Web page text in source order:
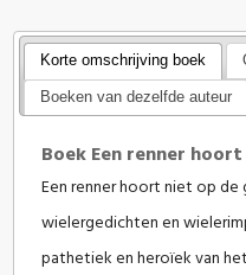
Korte omschrijving boek
Boeken van dezelfde auteur
Boek Een renner
Een renner hoort niet op
wielergedichten en
pathetiek en heroïek van